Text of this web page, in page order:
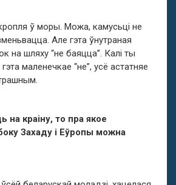
ў моры. Можа, камусьці не
Але гэта ўнутраная
на шляху “не баяцца”. Калі ты
маленечкае “не”, усё астатняе
на краіну, то пра якое
Захаду і Еўропы можна